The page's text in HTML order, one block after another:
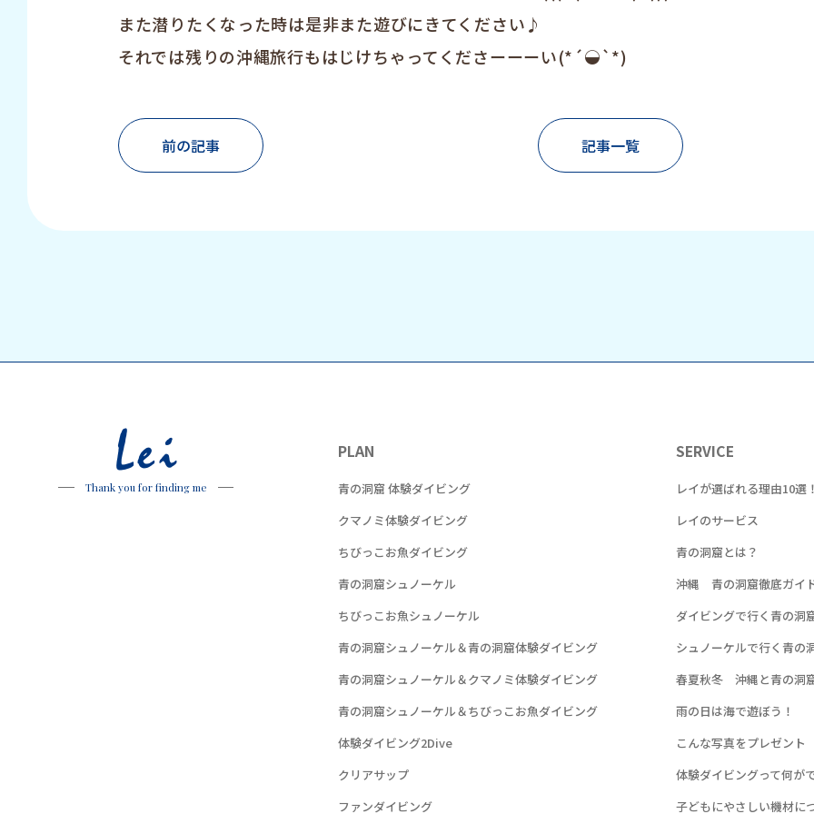
また潜りたくなった時は是非また遊びにきてください♪
それでは残りの沖縄旅行もはじけちゃってくださーーーい(*´◒`*)
前の記事 記事一覧
Lei
Thank you for finding me
PLAN
青の洞窟 体験ダイビング
クマノミ体験ダイビング
ちびっこお魚ダイビング
青の洞窟シュノーケル
ちびっこお魚シュノーケル
青の洞窟シュノーケル＆青の洞窟体験ダイビング
青の洞窟シュノーケル＆クマノミ体験ダイビング
青の洞窟シュノーケル＆ちびっこお魚ダイビング
体験ダイビング2Dive
クリアサップ
ファンダイビング
SERVICE
レイが選ばれる理由10選
レイのサービス
青の洞窟とは？
沖縄 青の洞窟徹底ガイ
ダイビングで行く青の洞
シュノーケルで行く青の
春夏秋冬 沖縄と青の洞
雨の日は海で遊ぼう！
こんな写真をプレゼント
体験ダイビングって何が
子どもにやさしい機材に